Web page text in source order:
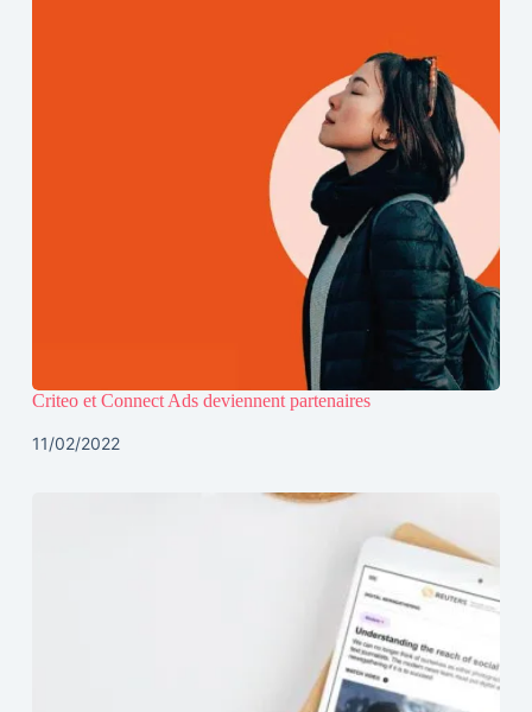
Criteo et Connect Ads deviennent partenaires
11/02/2022